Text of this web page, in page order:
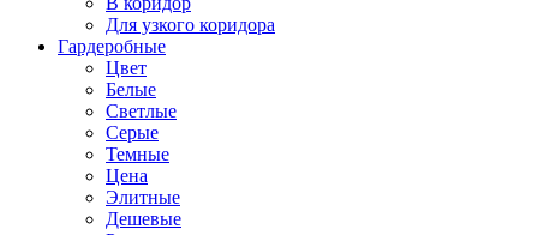
Для узкого коридора
Гардеробные
Цвет
Белые
Светлые
Серые
Темные
Цена
Элитные
Дешевые